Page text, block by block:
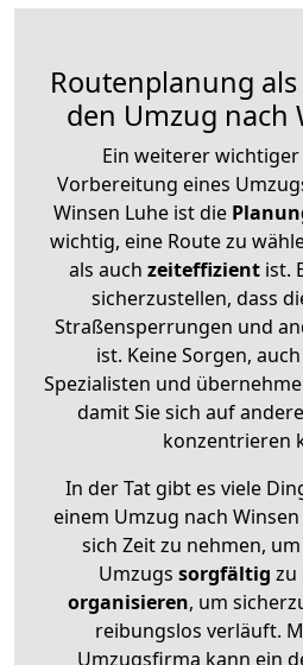
Routenplanung
den Umzug nach
Ein weiterer
Vorbereitung eines
Winsen Luhe ist die
wichtig, eine Route zu
als auch zeiteffizientist.
sicherzustellen, dass
Straßensperrungen und
ist. Keine Sorgen,
Spezialisten und
damit Sie sich auf
konzentrieren
In der Tat gibt es viele
einem Umzug nach
sich Zeit zu nehmen,
Umzugs sorgfältig zu
organisieren, um
reibungslos verläuft.
Umzugsfirma kann ein